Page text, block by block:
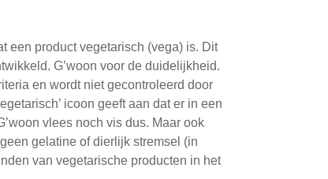
een product vegetarisch (vega) is. Dit
G’woon voor de duidelijkheid.
en wordt niet gecontroleerd door
icoon geeft aan dat er in een
vlees noch vis dus. Maar ook
gelatine of dierlijk stremsel (in
van vegetarische producten in het